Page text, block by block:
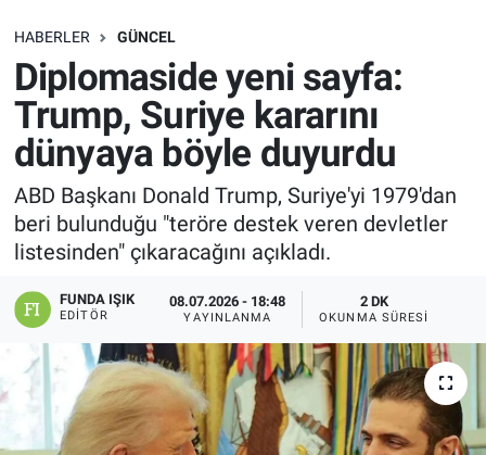
HABERLER GÜNCEL
Diplomaside yeni sayfa:
Trump, Suriye kararını
dünyaya böyle duyurdu
ABD Başkanı Donald Trump, Suriye'yi 1979'dan
beri bulunduğu "teröre destek veren devletler
listesinden" çıkaracağını açıkladı.
FUNDA IŞIK
EDITÖR
08.07.2026 - 18:48
YAYINLANMA
2 DK
OKUNMA SÜRESI
SAĞLIK
EKONOMİ
EĞİTİM
ÖZEL HABER
Keşfet
ASTROLOJİ
MANŞET
RESMİ İLANLAR